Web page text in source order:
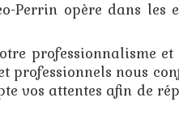
Perrin opère dans les
professionnalisme et
professionnels nous
vos attentes afin de